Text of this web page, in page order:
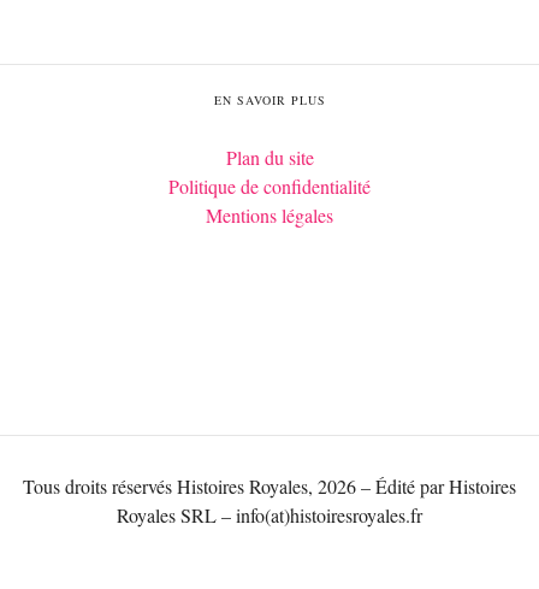
EN SAVOIR PLUS
Plan du site
Politique de confidentialité
Mentions légales
Tous droits réservés Histoires Royales, 2026 – Édité par Histoires
Royales SRL – info(at)histoiresroyales.fr